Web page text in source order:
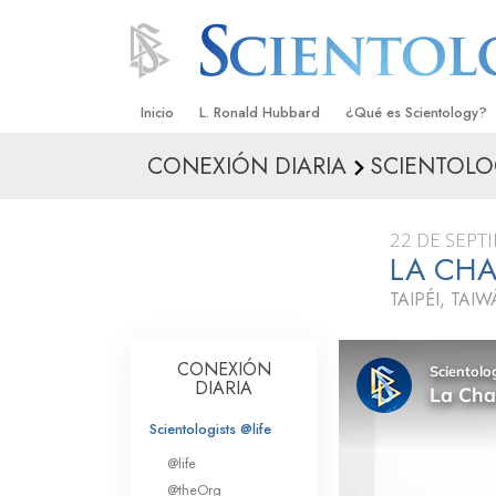
Inicio L. Ronald Hubbard ¿Qué es Scientology?
Creencias y Prácticas
Qué dicen los
Scientology
Conoce a un
Dentro de una Iglesia
Los Principios
CONEXIÓN DIARIA
22 DE
LA
TAIPÉI,
CONEXIÓN
DIARIA
Scientologists @life
@life
@theOrg